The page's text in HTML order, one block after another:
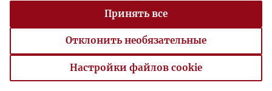
Принять все
Отклонить необязательные
Настройки файлов cookie
Настройки файлов cookie